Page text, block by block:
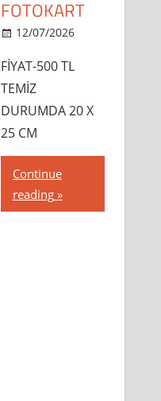
FOTOKART
12/07/2026
FİYAT-500 TL
TEMİZ
DURUMDA 20 X
25 CM
Continue
reading